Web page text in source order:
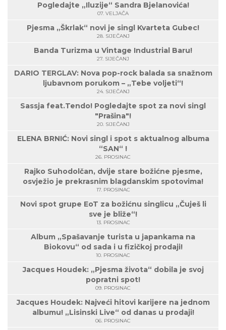
Pogledajte „Iluzije“ Sandra Bjelanovića!
07. VELJAČA
Pjesma „Škrlak“ novi je singl Kvarteta Gubec!
28. SIJEČANJ
Banda Turizma u Vintage Industrial Baru!
27. SIJEČANJ
DARIO TERGLAV: Nova pop-rock balada sa snažnom
ljubavnom porukom – „Tebe voljeti“!
24. SIJEČANJ
Sassja feat.Tendo! Pogledajte spot za novi singl
"Prašina"!
20. SIJEČANJ
ELENA BRNIĆ: Novi singl i spot s aktualnog albuma
“SAN“ !
26. PROSINAC
Rajko Suhodolčan, dvije stare božićne pjesme,
osvježio je prekrasnim blagdanskim spotovima!
17. PROSINAC
Novi spot grupe EoT za božićnu singlicu „Čuješ li
sve je bliže“!
13. PROSINAC
Album „Spašavanje turista u japankama na
Biokovu“ od sada i u fizičkoj prodaji!
10. PROSINAC
Jacques Houdek: „Pjesma života“ dobila je svoj
popratni spot!
09. PROSINAC
Jacques Houdek: Najveći hitovi karijere na jednom
albumu! „Lisinski Live“ od danas u prodaji!
06. PROSINAC